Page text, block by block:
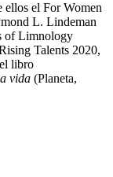
ellos el For Women
L. Lindeman
of Limnology
Talents 2020,
libro
vida (Planeta,